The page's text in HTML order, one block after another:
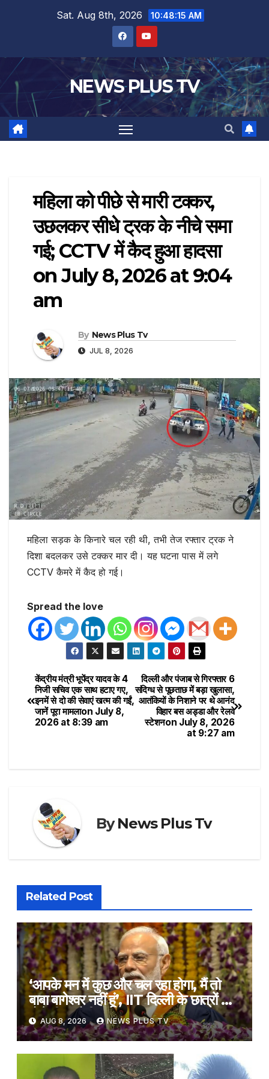
Sat. Aug 8th, 2026 10:48:15 AM
NEWS PLUS TV
महिला को पीछे से मारी टक्कर,
उछलकर सीधे ट्रक के नीचे समा
गई; CCTV में कैद हुआ हादसा​
on July 8, 2026 at 9:04
am
By News Plus Tv
JUL 8, 2026
महिला सड़क के किनारे चल रही थी, तभी तेज रफ्तार ट्रक ने
दिशा बदलकर उसे टक्कर मार दी। यह घटना पास में लगे
CCTV कैमरे में कैद हो गई।
Spread the love
दिल्ली और पंजाब से गिरफ्तार 6
संदिग्ध से पूछताछ में बड़ा खुलासा,
आतंकियों के निशाने पर थे आनंद
विहार बस अड्डा और रेलवे
स्टेशन​on July 8, 2026
at 9:27 am
केंद्रीय मंत्री भूपेंद्र यादव के 4
निजी सचिव एक साथ हटाए गए,
इनमें से दो की सेवाएं खत्म की गईं,
जानें पूरा मामला​on July 8,
2026 at 8:39 am
ByNews Plus Tv
Related Post
‘आपके मन में कुछ और चल रहा होगा, मैं तो
बाबा बागेश्वर नहीं हूं’, IIT दिल्ली के छात्रों से
बोले पीएम मोदी​on August 8, 2026 at
7:09 am
AUG 8, 2026 NEWS PLUS TV